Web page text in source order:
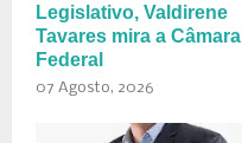
Legislativo, Valdirene
Tavares mira a Câmara
Federal
07 Agosto, 2026